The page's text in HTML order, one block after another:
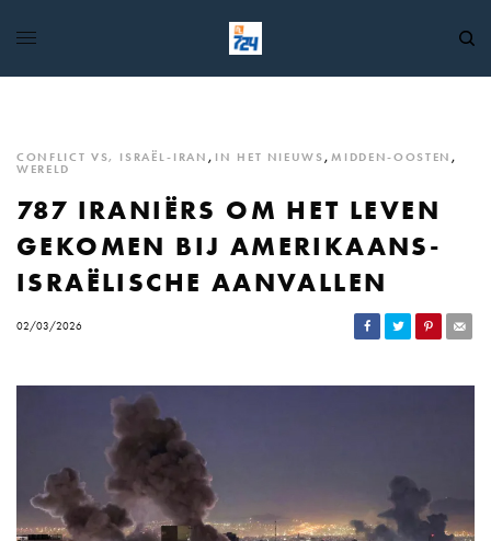
CONFLICT VS, ISRAËL-IRAN , IN HET NIEUWS , MIDDEN-OOSTEN ,
WERELD
787 IRANIËRS OM HET LEVEN
GEKOMEN BIJ AMERIKAANS-
ISRAËLISCHE AANVALLEN
02/03/2026